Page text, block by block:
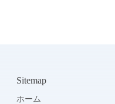
Sitemap
ホーム